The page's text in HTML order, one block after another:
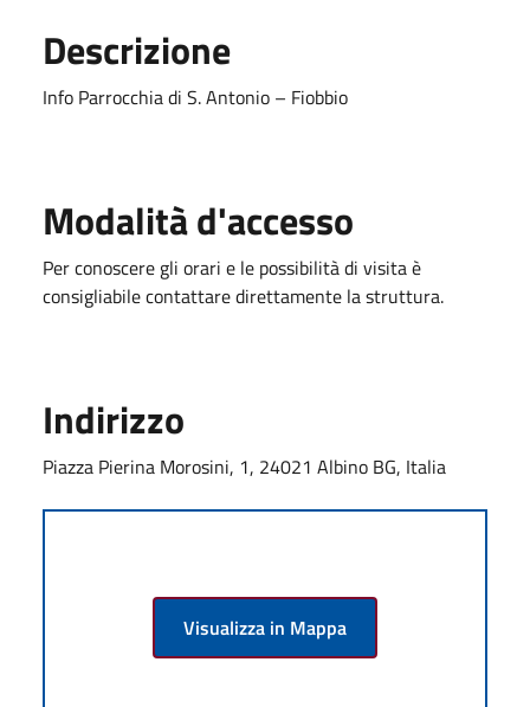
Descrizione
Info Parrocchia di S. Antonio – Fiobbio
Modalità d'accesso
Per conoscere gli orari e le possibilità di visita è
consigliabile contattare direttamente la struttura.
Indirizzo
Piazza Pierina Morosini, 1, 24021 Albino BG, Italia
Visualizza in Mappa